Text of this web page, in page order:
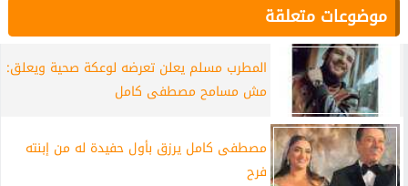
موضوعات متعلقة
المطرب مسلم يعلن تعرضه لوعكة صحية ويعلق:
مش مسامح مصطفى كامل
مصطفى كامل يرزق بأول حفيدة له من إبنته
فرح